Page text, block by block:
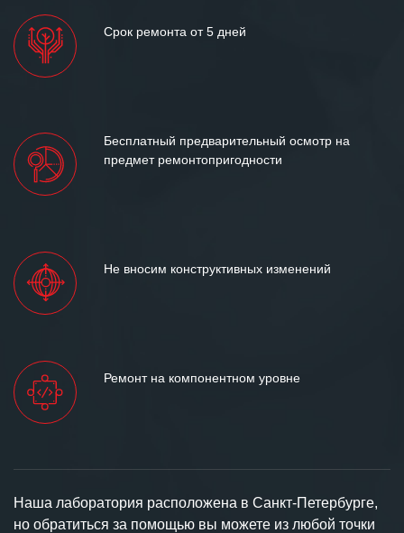
Срок ремонта от 5 дней
Бесплатный предварительный осмотр на
предмет ремонтопригодности
Не вносим конструктивных изменений
Ремонт на компонентном уровне
Наша лаборатория расположена в Санкт-Петербурге,
но обратиться за помощью вы можете из любой точки